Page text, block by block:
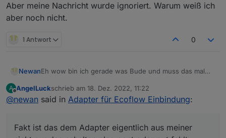
Aber meine Nachricht wurde ignoriert. Warum weiß ich
aber noch nicht.
1 Antwort 0
NewanEh wow bin ich gerade was Bude und muss das mal
Fakt ist das dem Adapter eigentlich aus meiner sicht
nur das schalten also post oder put fehlt.
das der Hammer 🤩
A AngelLuckschrieb am 18. Dez. 2022, 11:22
zuletzt editiert von
@newan said in Adapter für Ecoflow Einbindung:
Fakt ist das dem Adapter eigentlich aus meiner